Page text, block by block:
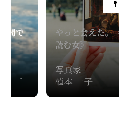
間で
やっと会えた。
読む女》
写真家
植本 一子